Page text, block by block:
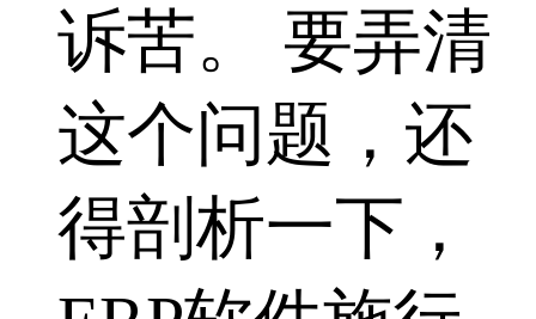
诉苦。 要弄清
这个问题，还
得剖析一下，